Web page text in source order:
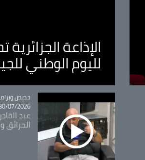
الإذاعة
لليوم الوطني
Catégorie
حصص
07/2026 - 09:49
عبد
الحرائق